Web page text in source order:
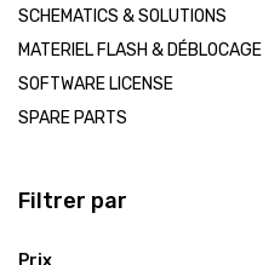
العربية
gsm4repair@gmail.com
SCHEMATICS & SOLUTIONS
MATERIEL FLASH & DÉBLOCAGE
SOFTWARE LICENSE
SPARE PARTS
Filtrer par
Prix